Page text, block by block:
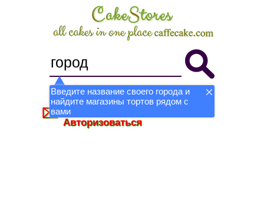
Введите название своего города и
найдите магазины тортов рядом с
вамиСтать магазином
Авторизоваться